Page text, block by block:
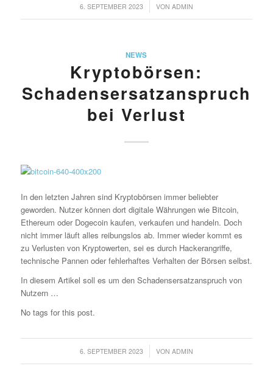
6. SEPTEMBER 2023
/ VON ADMIN
NEWS
Kryptobörsen:
Schadensersatzanspruch
bei Verlust
In den letzten Jahren sind Kryptobörsen immer beliebter
geworden. Nutzer können dort digitale Währungen wie Bitcoin,
Ethereum oder Dogecoin kaufen, verkaufen und handeln. Doch
nicht immer läuft alles reibungslos ab. Immer wieder kommt es
zu Verlusten von Kryptowerten, sei es durch Hackerangriffe,
technische Pannen oder fehlerhaftes Verhalten der Börsen selbst.
In diesem Artikel soll es um den Schadensersatzanspruch von
Nutzern …
No tags for this post.
6. SEPTEMBER 2023
/ VON ADMIN